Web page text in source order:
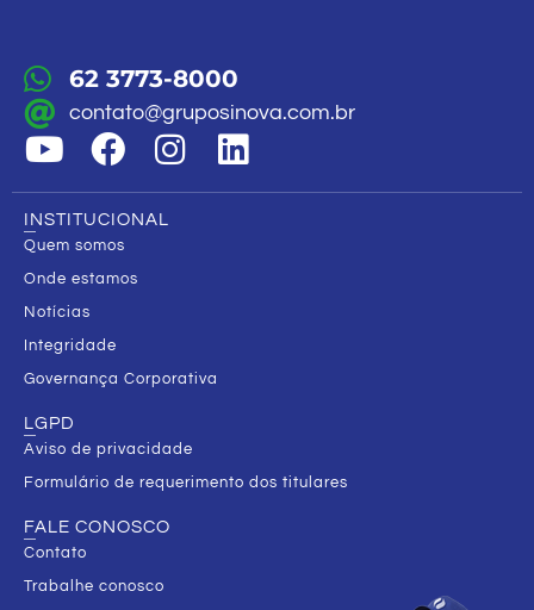
62 3773-8000
contato@gruposinova.com.br
INSTITUCIONAL
Quem somos
Onde estamos
Notícias
Integridade
Governança Corporativa
LGPD
Aviso de privacidade
Formulário de requerimento dos titulares
FALE CONOSCO
Contato
Trabalhe conosco